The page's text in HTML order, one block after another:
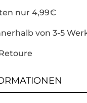
nur 4,99€
von 3-5